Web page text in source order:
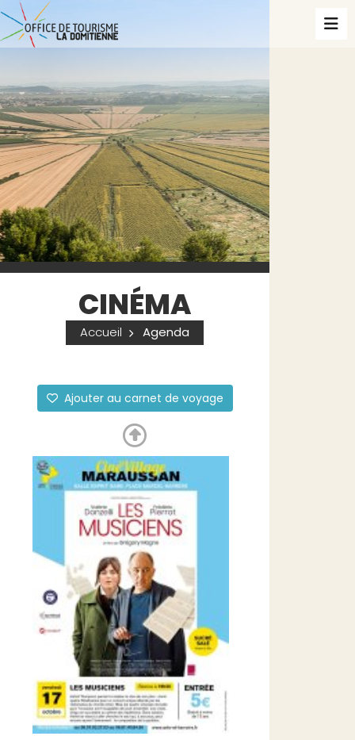
CINÉMA
Accueil Agenda
Ajouter au carnet de voyage